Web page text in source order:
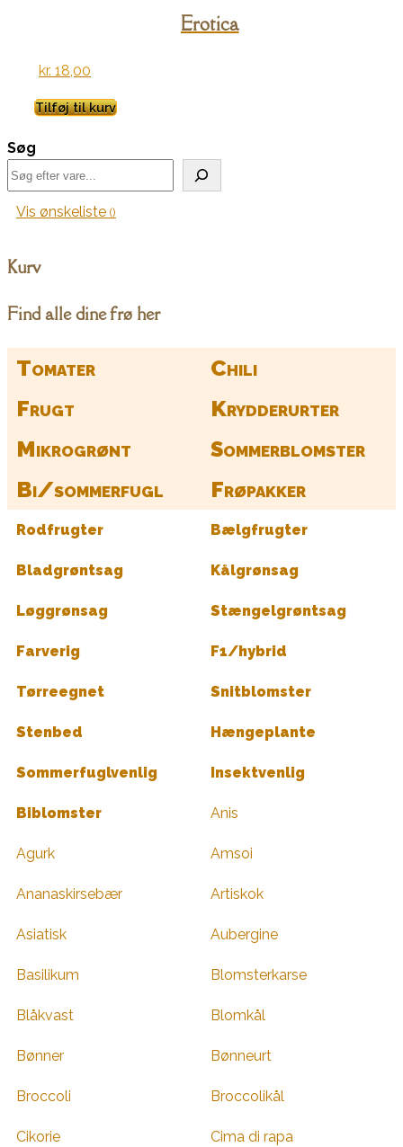
Erotica
kr. 18,00
Tilføj til kurv
Søg
Vis ønskeliste
Kurv
Find alle dine frø her
Tomater
Chili
Frugt
Krydderurter
Mikrogrønt
Sommerblomster
Bi/sommerfugl
Frøpakker
Rodfrugter Bælgfrugter
Bladgrøntsag Kålgrønsag
Løggrønsag Stængelgrøntsag
Farverig F1/hybrid
Tørreegnet Snitblomster
Stenbed Hængeplante
Sommerfuglvenlig Insektvenlig
Biblomster Anis
Agurk Amsoi
Ananaskirsebær Artiskok
Asiatisk Aubergine
Basilikum Blomsterkarse
Blåkvast Blomkål
Bønner Bønneurt
Broccoli Broccolikål
Cikorie Cima di rapa